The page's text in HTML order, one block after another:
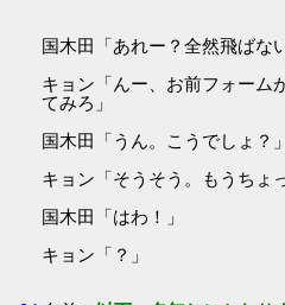
国木田「あれー？全然飛ばな
キョン「んー、お前フォーム
てみろ」
国木田「うん。こうでしょ？」
キョン「そうそう。もうちょ
国木田「はわ！」
キョン「？」